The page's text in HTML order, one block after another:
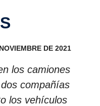
DE 2021
los camiones
compañías
los vehículos